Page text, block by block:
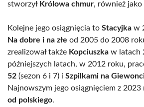
stworzył Królowa chmur, również jako
Kolejne jego osiągnięcia to Stacyjka w
Na dobre i na złe od 2005 do 2008
zrealizował także Kopciuszka w latach
późniejszych latach, w 2012 roku,
52 (sezon 6 i 7) i Szpilkami na
Najnowszym jego osiągnięciem z
od polskiego.